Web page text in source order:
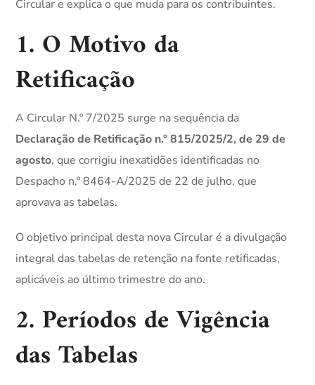
Circular e explica o que muda para os contribuintes.
1. O Motivo da
Retificação
A Circular N.º 7/2025 surge na sequência da
Declaração de Retificação n.º 815/2025/2, de 29 de
agosto, que corrigiu inexatidões identificadas no
Despacho n.º 8464-A/2025 de 22 de julho, que
aprovava as tabelas.
O objetivo principal desta nova Circular é a divulgação
integral das tabelas de retenção na fonte retificadas,
aplicáveis ao último trimestre do ano.
2. Períodos de Vigência
das Tabelas